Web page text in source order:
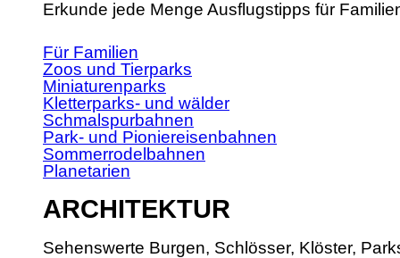
Erkunde jede Menge Ausflugstipps für
Für Familien
Zoos und Tierparks
Miniaturenparks
Kletterparks- und wälder
Schmalspurbahnen
Park- und Pioniereisenbahnen
Sommerrodelbahnen
Planetarien
ARCHITEKTUR
Sehenswerte Burgen, Schlösser, Klöster,